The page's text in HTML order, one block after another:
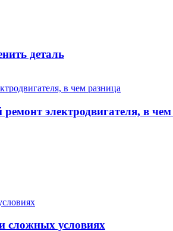
деталь
электродвигателя, в
сложных условиях